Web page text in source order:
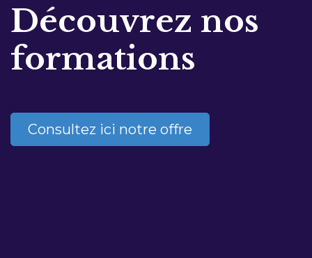
Découvrez nos
formations
Consultez ici notre offre